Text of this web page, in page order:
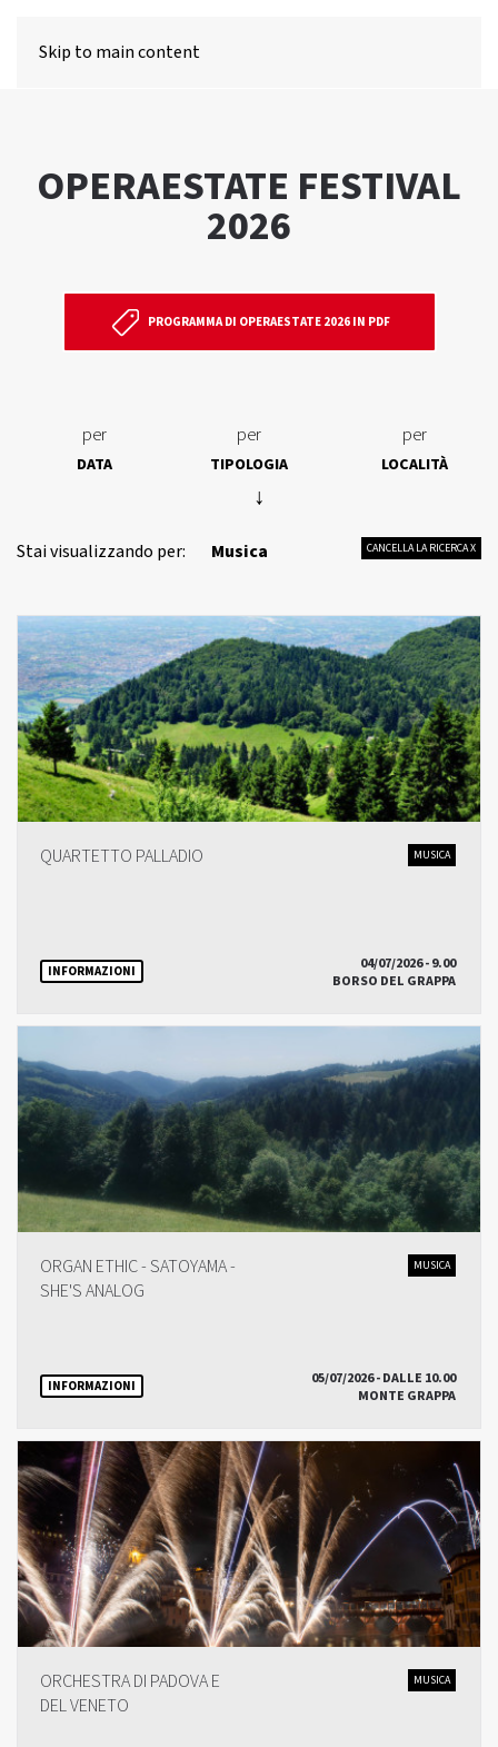
Skip to main content
OPERAESTATE FESTIVAL
2026
PROGRAMMA DI OPERAESTATE 2026 IN PDF
per
DATA
per
TIPOLOGIA
per
LOCALITÀ
↓
Stai visualizzando per: Musica CANCELLA LA RICERCA X
QUARTETTO PALLADIO MUSICA
INFORMAZIONI
04/07/2026 - 9.00
BORSO DEL GRAPPA
ORGAN ETHIC - SATOYAMA -
SHE'S ANALOG
MUSICA
INFORMAZIONI
05/07/2026 - DALLE 10.00
MONTE GRAPPA
ORCHESTRA DI PADOVA E
DEL VENETO
MUSICA